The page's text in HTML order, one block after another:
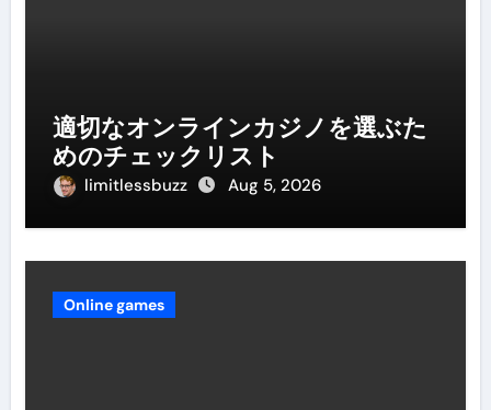
適切なオンラインカジノを選ぶた
めのチェックリスト
limitlessbuzz Aug 5, 2026
Online games